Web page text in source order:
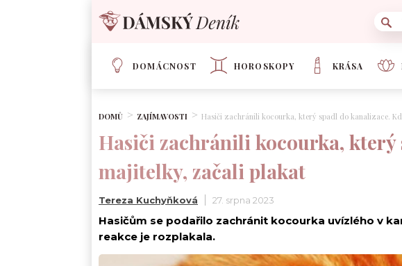
DOMÁCNOST HOROSKOPY KRÁSA
DOMŮ ZAJÍMAVOSTI Hasiči zachránili kocourka, který spadl do kanalizace.
Hasiči zachránili kocourka,
majitelky, začali plakat
Tereza Kuchyňková 27. srpna 2023
Hasičům se podařilo zachránit kocourka uvízlého v
reakce je rozplakala.